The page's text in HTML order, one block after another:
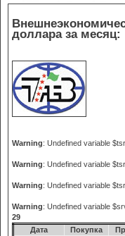
доллара за месяц:
Warning: Undefined variable
Warning: Undefined variable
Warning: Undefined variable
Warning: Undefined variable
29
Дата
Покупка